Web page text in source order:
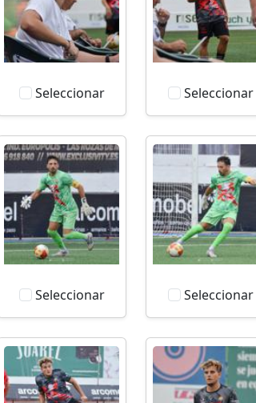
Seleccionar Seleccionar
Seleccionar Seleccionar